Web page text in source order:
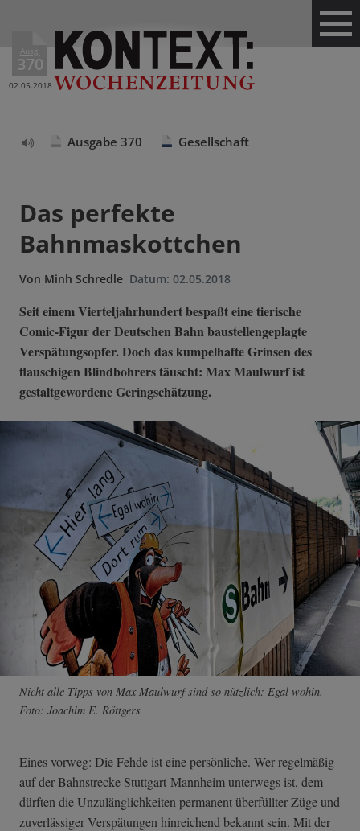
Ausg.
370
02.05.2018
Ausgabe 370 Gesellschaft
Das perfekte
Bahnmaskottchen
Von Minh Schredle Datum: 02.05.2018
Seit einem Vierteljahrhundert bespaßt eine tierische
Comic-Figur der Deutschen Bahn baustellengeplagte
Verspätungsopfer. Doch das kumpelhafte Grinsen des
flauschigen Blindbohrers täuscht: Max Maulwurf ist
gestaltgewordene Geringschätzung.
Nicht alle Tipps von Max Maulwurf sind so nützlich: Egal wohin.
Foto: Joachim E. Röttgers
Eines vorweg: Die Fehde ist eine persönliche. Wer regelmäßig
auf der Bahnstrecke Stuttgart-Mannheim unterwegs ist, dem
dürften die Unzulänglichkeiten permanent überfüllter Züge und
zuverlässiger Verspätungen hinreichend bekannt sein. Mit der